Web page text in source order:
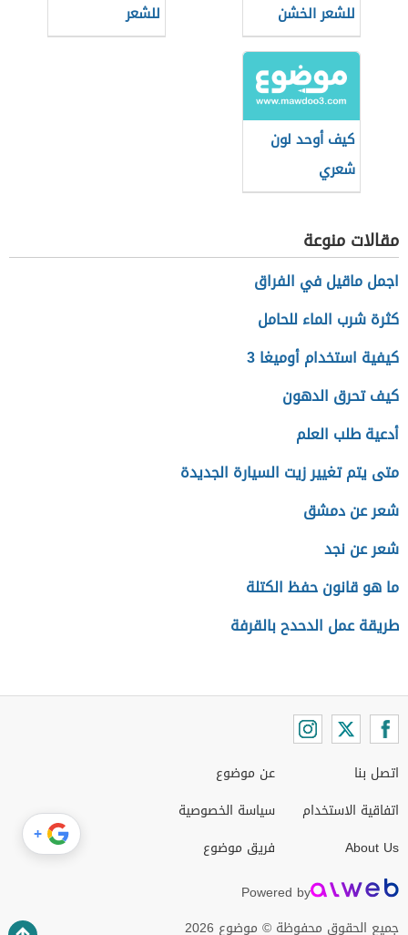
للشعر الخشن
للشعر
كيف أوحد لون
شعري
مقالات منوعة
اجمل ماقيل في الفراق
كثرة شرب الماء للحامل
كيفية استخدام أوميغا 3
كيف تحرق الدهون
أدعية طلب العلم
متى يتم تغيير زيت السيارة الجديدة
شعر عن دمشق
شعر عن نجد
ما هو قانون حفظ الكتلة
طريقة عمل الدحدح بالقرفة
اتصل بنا
اتفاقية الاستخدام
About Us
عن موضوع
سياسة الخصوصية
فريق موضوع
Powered by
جميع الحقوق محفوظة © موضوع 2026
+